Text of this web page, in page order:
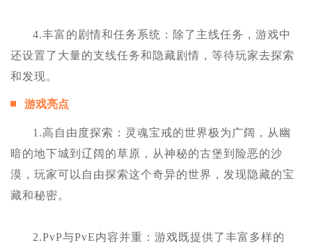
4.丰富的剧情和任务系统：除了主线任务，游戏中
还设置了大量的支线任务和隐藏剧情，等待玩家去探索
和发现。
游戏亮点
1.高自由度探索：灵魂宝戒的世界极为广阔，从幽
暗的地下城到辽阔的草原，从神秘的古堡到险恶的沙
漠，玩家可以自由探索这个奇异的世界，发现隐藏的宝
藏和秘密。
2.PvP与PvE内容并重：游戏既提供了丰富多样的